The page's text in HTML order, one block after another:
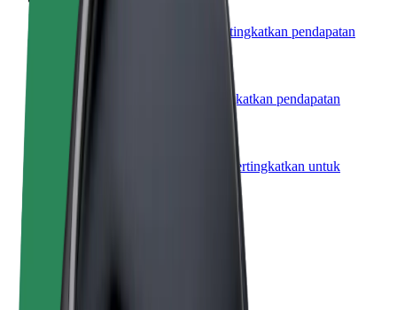
Tambah restoran atau kedai
Capai lebih ramai pelanggan dan tingkatkan pendapatan
Daftar sebagai pemilik fleet
Tambah fleet anda di Bolt dan tingkatkan pendapatan
Bolt for Business
Produk dan perkhidmatan Bolt dipertingkatkan untuk
perniagaan anda